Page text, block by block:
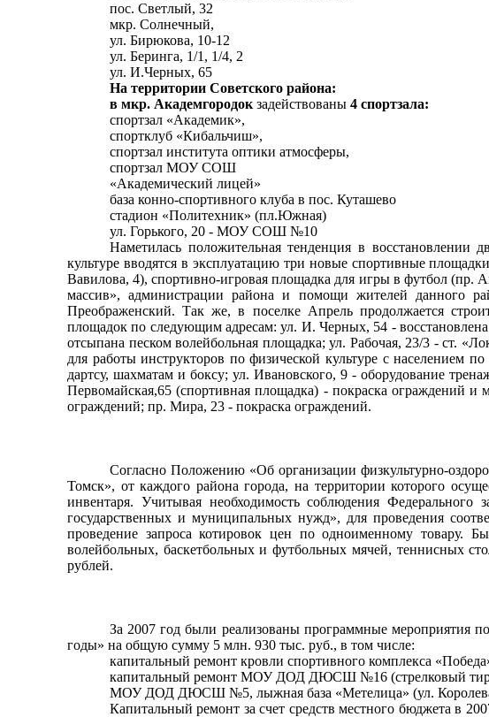
пос. Светлый, 32
мкр. Солнечный,
ул. Бирюкова, 10-12
ул. Беринга, 1/1, 1/4, 2
ул. И.Черных, 65
На территории Советского района:
в мкр. Академгородок задействованы 4 спортзала:
спортзал «Академик»,
спортклуб «Кибальчиш»,
спортзал института оптики атмосферы,
спортзал МОУ СОШ
«Академический лицей»
база конно-спортивного клуба в пос. Куташево
стадион «Политехник» (пл.Южная)
ул. Горького, 20 - МОУ СОШ №10
Наметилась положительная тенденция в
культуре вводятся в эксплуатацию три новые спортивные
Вавилова, 4), спортивно-игровая площадка для игры в футбол
массив», администрации района и помощи жителей данного
Преображенский. Так же, в поселке Апрель продолжается
площадок по следующим адресам: ул. И. Черных, 54 -
отсыпана песком волейбольная площадка; ул. Рабочая, 23/3 - ст.
для работы инструкторов по физической культуре с населением
дартсу, шахматам и боксу; ул. Ивановского, 9 - оборудование
Первомайская,65 (спортивная площадка) - покраска ограждений и
ограждений; пр. Мира, 23 - покраска ограждений.
Согласно Положению «Об организации физкультурно-
Томск», от каждого района города, на территории которого
инвентаря. Учитывая необходимость соблюдения
государственных и муниципальных нужд», для проведения
проведение запроса котировок цен по одноименному товару.
волейбольных, баскетбольных и футбольных мячей, теннисных
рублей.
За 2007 год были реализованы программные мероприятия
годы» на общую сумму 5 млн. 930 тыс. руб., в том числе:
капитальный ремонт кровли спортивного комплекса
капитальный ремонт МОУ ДОД ДЮСШ №16 (стрелковый тир
МОУ ДОД ДЮСШ №5, лыжная база «Метелица» (ул. Королева,
Капитальный ремонт за счет средств местного бюджета